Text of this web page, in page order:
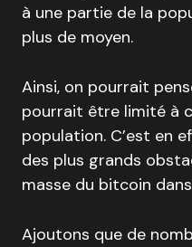
à une partie de la
plus de moyen.
Ainsi, on pourrait
pourrait être limité à
population. C’est en
des plus grands
masse du bitcoin
Ajoutons que de